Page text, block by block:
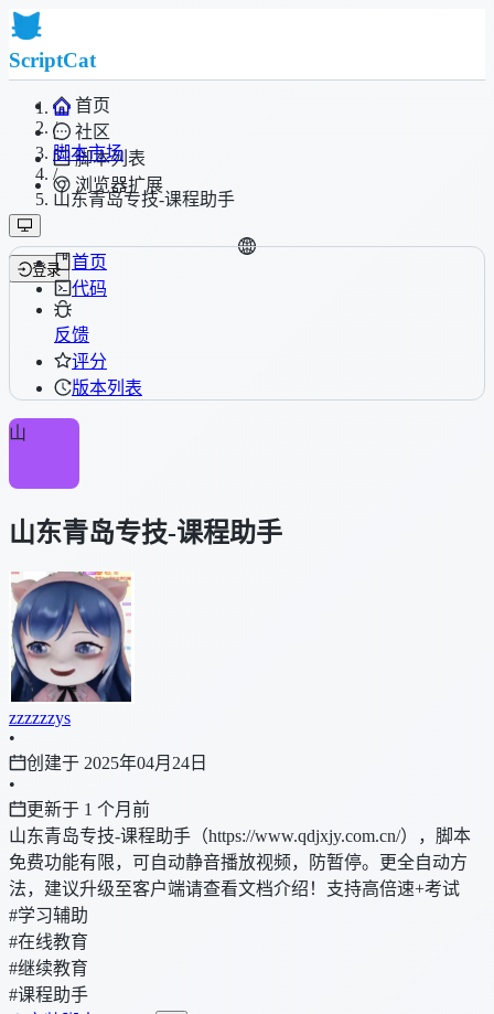
ScriptCat
首页
社区
脚本列表
浏览器扩展
登录
/
脚本市场
/
山东青岛专技-课程助手
首页
代码
反馈
评分
版本列表
山
山东青岛专技-课程助手
zzzzzzys
•
创建于 2025年04月24日
•
更新于 1 个月前
山东青岛专技-课程助手（https://www.qdjxjy.com.cn/），脚本
免费功能有限，可自动静音播放视频，防暂停。更全自动方
法，建议升级至客户端请查看文档介绍！支持高倍速+考试
#学习辅助
#在线教育
#继续教育
#课程助手